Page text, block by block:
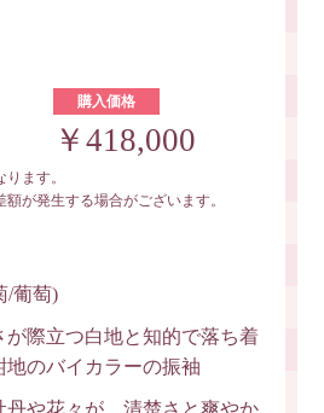
購入価格
￥418,000
ます。
が発生する場合がございます。
/葡萄)
が際立つ白地と知的で落ち着
地のバイカラーの振袖
丹や花々が、清楚さと爽やか